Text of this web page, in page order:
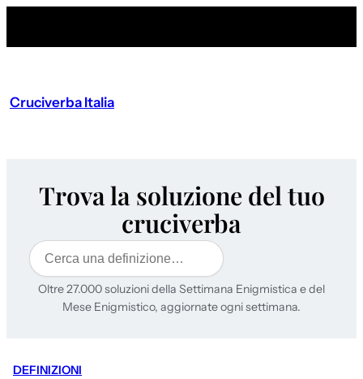
Cruciverba Italia
Trova la soluzione del tuo
cruciverba
Cerca
Oltre 27.000 soluzioni della Settimana Enigmistica e del
Mese Enigmistico, aggiornate ogni settimana.
DEFINIZIONI